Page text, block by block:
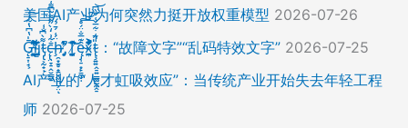
美国AI产业为何突然力挺开放权重模型 2026-07-26
Ḡ̵̨̠͎̘͕̍̔͆̔͋͑͠ļ̸͍͈͉̞̊̑̃̉̔̍̾̈̚į̵̡̙̯͇̲̱̯̱̒͂͋̄t̴̡̢͕̰̟̙͌̀͆̐͑c̶̨̢̤̞̠̭̮̳̼̠̄͋͗̒̀̋͂͌̃͆͌͑͛ḩ̶̯͙̱̥̟̱̘͖̱̤͕̤̈́͑́̄̉́ͅ ̸̡̡̛̜̣̝̓̀͛̇̂̚T̸̗̞̰̪̤̭͙̹͆̽̌̀̾͝͝ę̴̡̣̠͙̙̱̼̬̣̑͊̅̐̈́̊͠͝͠x̴̪̫͎̓͗͐̃̄̐̀͋͛͐t̴̢̧͍͍̭̠͍̳͚̫̼̭̠̎̋͑͋̅̌͑̌̏͆͘̚͝：“故障文字”“乱码特效文字” 2026-07-25
AI产业的“人才虹吸效应”：当传统产业开始失去年轻工程
师 2026-07-25